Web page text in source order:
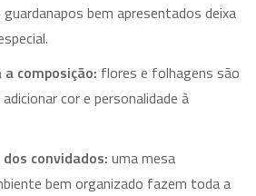
bem apresentados deixa
composição: flores e folhagens são
cor e personalidade à
convidados: uma mesa
bem organizado fazem toda a